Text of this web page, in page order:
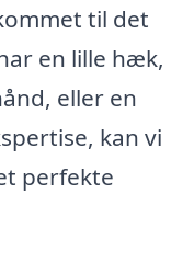
til det
en lille hæk,
eller en
kan vi
perfekte